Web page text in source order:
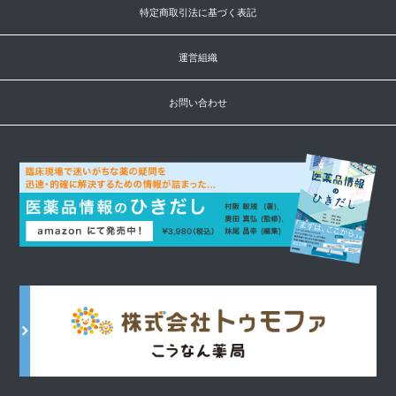
特定商取引法に基づく表記
運営組織
お問い合わせ